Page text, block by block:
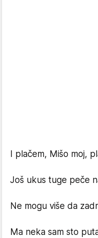
I plačem, Mišo moj,
Još ukus tuge peče
Ne mogu više da
Ma neka sam sto